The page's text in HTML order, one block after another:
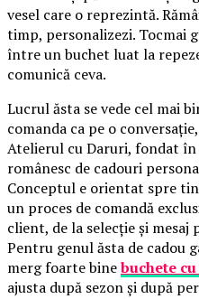
vesel care o reprezintă.
timp, personalizezi. Tocmai
între un buchet luat la
comunică ceva.
Lucrul ăsta se vede cel mai
comanda ca pe o
Atelierul cu Daruri, fondat în
românesc de cadouri
Conceptul e orientat spre
un proces de comandă
client, de la selecție și mesaj
Pentru genul ăsta de cadou
merg foarte binebuchete
ajusta după sezon și după